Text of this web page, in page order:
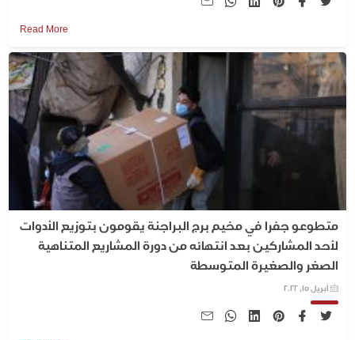
Read More
متطوعو جفرا في مخيم برج البراجنة يقومون بتوزيع الأدوات
لأحد المشاركين بعد انتهائه من دورة المشاريع المتناهية
الصغر والصغيرة المتوسطة
أبريل 15, 2022